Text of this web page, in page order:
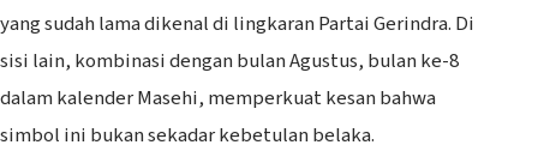
yang sudah lama dikenal di lingkaran Partai Gerindra. Di
sisi lain, kombinasi dengan bulan Agustus, bulan ke-8
dalam kalender Masehi, memperkuat kesan bahwa
simbol ini bukan sekadar kebetulan belaka.